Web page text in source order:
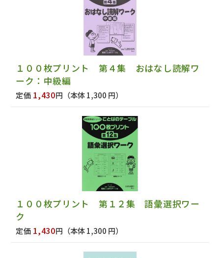
１００枚プリント 第４集 おはなし読解ワ
ーク：中級編
定価 1,430円 （本体 1,300 円）
１００枚プリント 第１２集 語彙選択ワー
ク
定価 1,430円 （本体 1,300 円）